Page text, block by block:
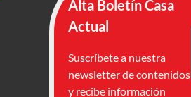
Alta Boletín Casa
Actual
Suscríbete a nuestra
newsletter de contenidos
y recibe información